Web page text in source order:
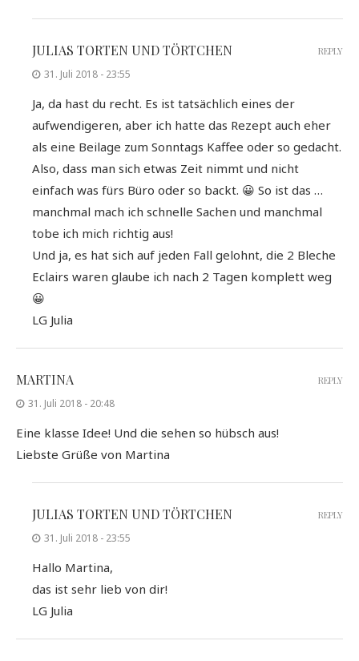
JULIAS TORTEN UND TÖRTCHEN
31. Juli 2018 - 23:55
Ja, da hast du recht. Es ist tatsächlich eines der
aufwendigeren, aber ich hatte das Rezept auch eher
als eine Beilage zum Sonntags Kaffee oder so gedacht.
Also, dass man sich etwas Zeit nimmt und nicht
einfach was fürs Büro oder so backt. 😀 So ist das …
manchmal mach ich schnelle Sachen und manchmal
tobe ich mich richtig aus!
Und ja, es hat sich auf jeden Fall gelohnt, die 2 Bleche
Eclairs waren glaube ich nach 2 Tagen komplett weg
😀
LG Julia
REPLY
MARTINA
31. Juli 2018 - 20:48
Eine klasse Idee! Und die sehen so hübsch aus!
Liebste Grüße von Martina
REPLY
JULIAS TORTEN UND TÖRTCHEN
31. Juli 2018 - 23:55
Hallo Martina,
das ist sehr lieb von dir!
LG Julia
REPLY